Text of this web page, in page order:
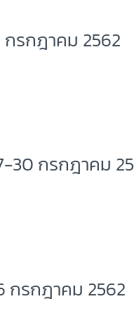
กรกฎาคม 2562
30 กรกฎาคม
กรกฎาคม 2562